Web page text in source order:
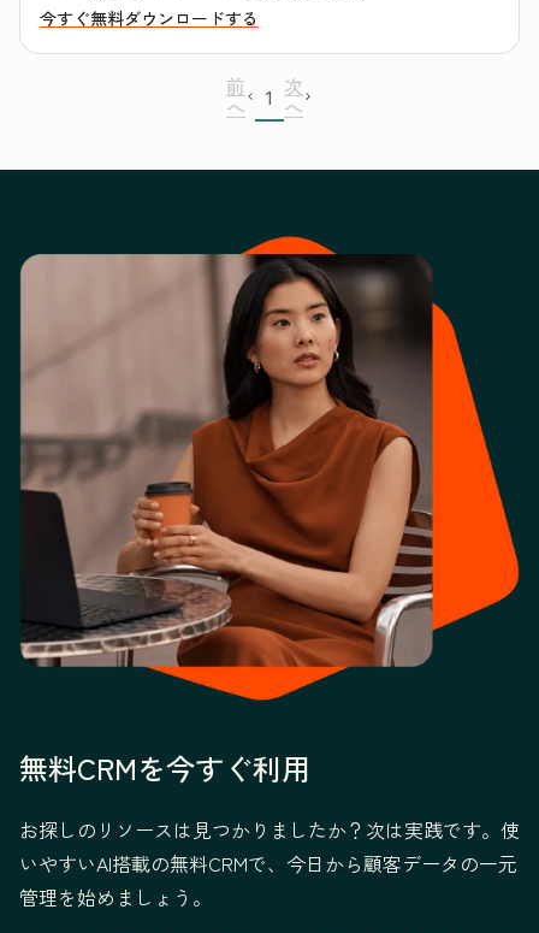
今すぐ無料ダウンロードする
前
へ 1 次
へ
無料CRMを今すぐ利用
お探しのリソースは見つかりましたか？次は実践です。使
いやすいAI搭載の無料CRMで、今日から顧客データの一元
管理を始めましょう。